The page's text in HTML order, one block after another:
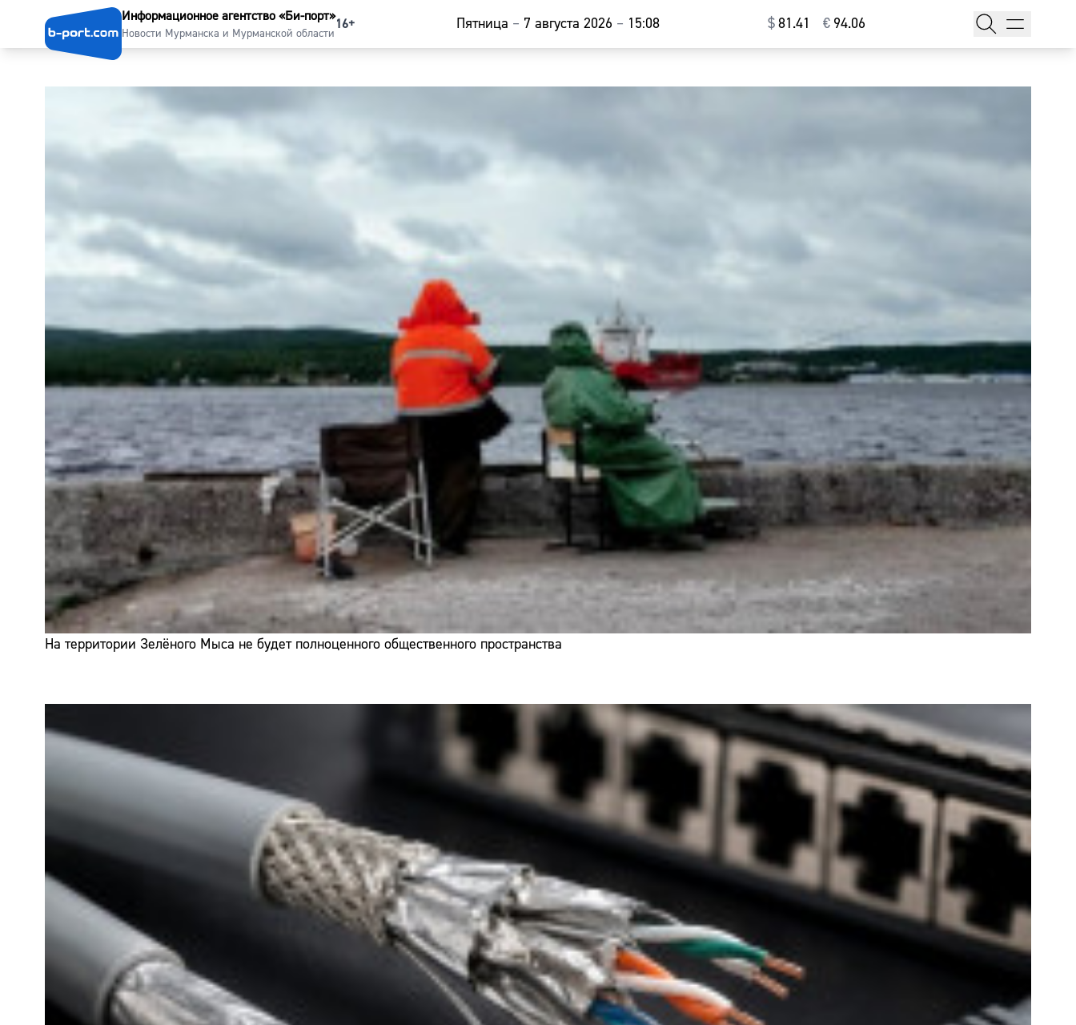
Информационное агентство «Би-порт»
Новости Мурманска и Мурманской области
16+ Пятница – 7 августа 2026 – 15:08 $⁠81.41 € ⁠94.06
На территории Зелёного Мыса не будет полноценного общественного пространства
Наши гости
Погода
Курсы валют